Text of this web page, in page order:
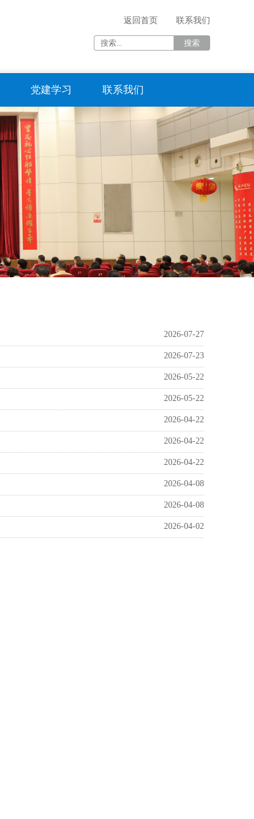
联系我们
返回首页
党建学习 联系我们
2026-07-27
2026-07-23
2026-05-22
2026-05-22
2026-04-22
2026-04-22
2026-04-22
2026-04-08
2026-04-08
2026-04-02